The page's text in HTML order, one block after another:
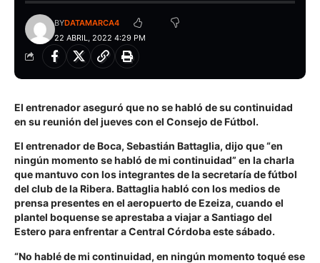
22 ABRIL, 2022 4:29 PM
BYDATAMARCA4
El entrenador aseguró que no se habló de su continuidad
en su reunión del jueves con el Consejo de Fútbol.
El entrenador de Boca, Sebastián Battaglia, dijo que “en
ningún momento se habló de mi continuidad” en la charla
que mantuvo con los integrantes de la secretaría de fútbol
del club de la Ribera. Battaglia habló con los medios de
prensa presentes en el aeropuerto de Ezeiza, cuando el
plantel boquense se aprestaba a viajar a Santiago del
Estero para enfrentar a Central Córdoba este sábado.
“No hablé de mi continuidad, en ningún momento toqué ese